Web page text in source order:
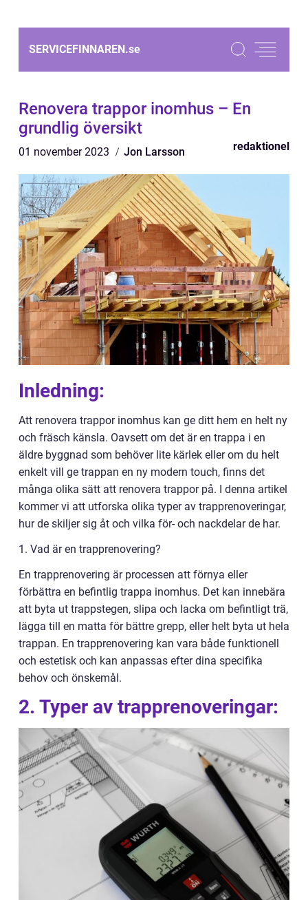
SERVICEFINNAREN.se
Renovera trappor inomhus – En
grundlig översikt
01 november 2023 Jon Larsson redaktionel
Inledning:
Att renovera trappor inomhus kan ge ditt hem en helt ny
och fräsch känsla. Oavsett om det är en trappa i en
äldre byggnad som behöver lite kärlek eller om du helt
enkelt vill ge trappan en ny modern touch, finns det
många olika sätt att renovera trappor på. I denna artikel
kommer vi att utforska olika typer av trapprenoveringar,
hur de skiljer sig åt och vilka för- och nackdelar de har.
1. Vad är en trapprenovering?
En trapprenovering är processen att förnya eller
förbättra en befintlig trappa inomhus. Det kan innebära
att byta ut trappstegen, slipa och lacka om befintligt trä,
lägga till en matta för bättre grepp, eller helt byta ut hela
trappan. En trapprenovering kan vara både funktionell
och estetisk och kan anpassas efter dina specifika
behov och önskemål.
2. Typer av trapprenoveringar: